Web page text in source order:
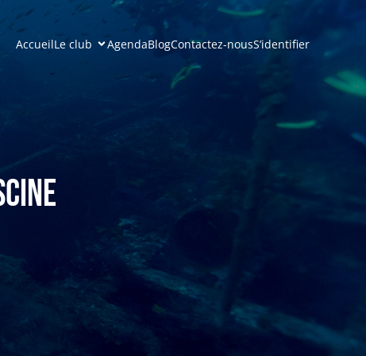
AccueilLe club AgendaBlogContactez-nousS’identifier